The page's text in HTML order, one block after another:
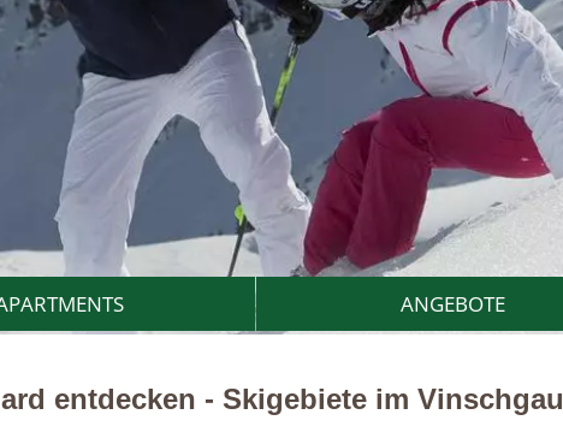
ANGEBOTE
entdecken - Skigebiete im Vinschgau